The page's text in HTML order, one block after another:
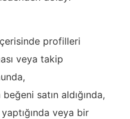
profilleri
veya takip
satın aldığında,
veya bir